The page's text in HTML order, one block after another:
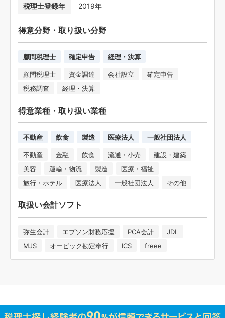
税理士登録年
2019年
得意分野・取り扱い分野
顧問税理士 確定申告 経理・決算
顧問税理士 資金調達 会社設立
確定申告
税務調査
経理・決算
得意業種・取り扱い業種
不動産 飲食 製造 医療法人 一般社団法人
不動産 金融 飲食 流通・小売
建設・建築
美容
運輸・物流 製造
医療・福祉
旅行・ホテル
医療法人 一般社団法人 その他
取扱い会計ソフト
弥生会計 エプソン財務応援 PCA会計
JDL
MJS
オービック勘定奉行 ICS freee